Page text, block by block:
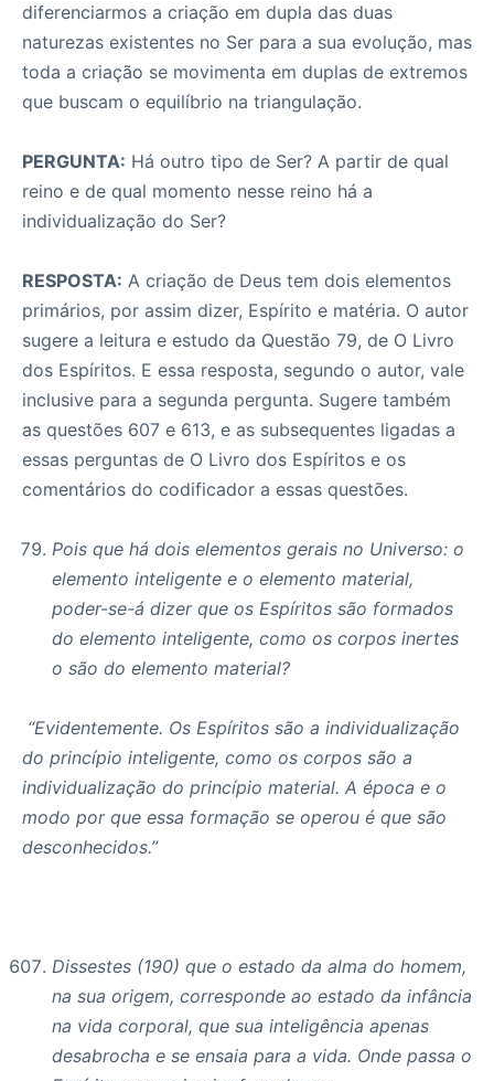
diferenciarmos a criação em dupla das duas
naturezas existentes no Ser para a sua evolução, mas
toda a criação se movimenta em duplas de extremos
que buscam o equilíbrio na triangulação.
PERGUNTA: Há outro tipo de Ser? A partir de qual
reino e de qual momento nesse reino há a
individualização do Ser?
RESPOSTA: A criação de Deus tem dois elementos
primários, por assim dizer, Espírito e matéria. O autor
sugere a leitura e estudo da Questão 79, de O Livro
dos Espíritos. E essa resposta, segundo o autor, vale
inclusive para a segunda pergunta. Sugere também
as questões 607 e 613, e as subsequentes ligadas a
essas perguntas de O Livro dos Espíritos e os
comentários do codificador a essas questões.
Pois que há dois elementos gerais no Universo: o
elemento inteligente e o elemento material,
poder-se-á dizer que os Espíritos são formados
do elemento inteligente, como os corpos inertes
o são do elemento material?
“Evidentemente. Os Espíritos são a individualização
do princípio inteligente, como os corpos são a
individualização do princípio material. A época e o
modo por que essa formação se operou é que são
desconhecidos.”
Dissestes (190) que o estado da alma do homem,
na sua origem, corresponde ao estado da infância
na vida corporal, que sua inteligência apenas
desabrocha e se ensaia para a vida. Onde passa o